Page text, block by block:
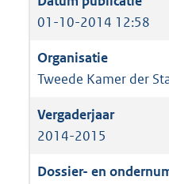
01-10-2014 12:58
Tweede Kamer der
2014-2015